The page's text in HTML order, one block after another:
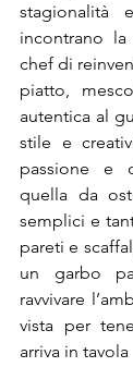
stagionalità
incontrano
chef di
piatto,
autentica al
stile e
passione e
quella da
semplici e
pareti e
un garbo
ravvivare
vista per
arriva in tavola